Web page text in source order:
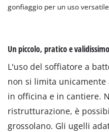
gonfiaggio per un uso
Un piccolo, pratico e
L'uso del soffiatore a
non si limita
in officina e in cantiere.
ristrutturazione, è
grossolano. Gli ugelli